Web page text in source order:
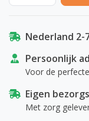
Nederland 2-
Persoonlijk
Voor de
Eigen
Met zorg